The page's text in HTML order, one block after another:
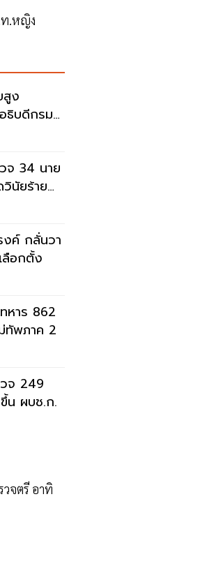
ท.หญิง
สูง
ธิบดีกรม
จ 34 นาย
วินัยร้าย
ค์ กลั่นวา
ลือกตั้ง
หาร 862
ทัพภาค 2
จ 249
น ผบช.ก.
จตรี อาทิ